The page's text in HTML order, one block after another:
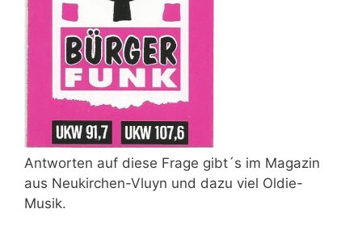
Antworten auf diese Frage gibt´s im Magazin
aus Neukirchen-Vluyn und dazu viel Oldie-
Musik.